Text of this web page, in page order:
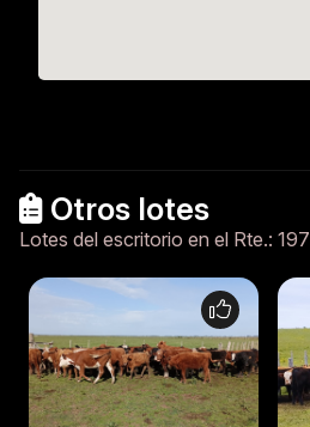
Otros lotes
Lotes del escritorio en el Rte.: 197